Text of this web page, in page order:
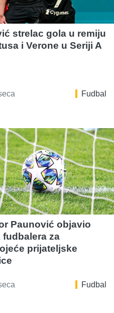
strelac gola u remiju
i Verone u Seriji A
Fudbal
Paunović objavio
za
prijateljske
Fudbal